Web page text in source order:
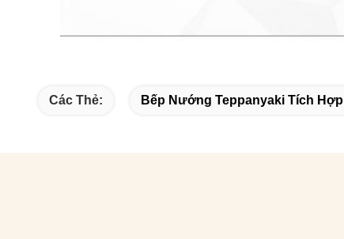
Các Thẻ: Bếp Nướng Teppanyaki Tích Hợp